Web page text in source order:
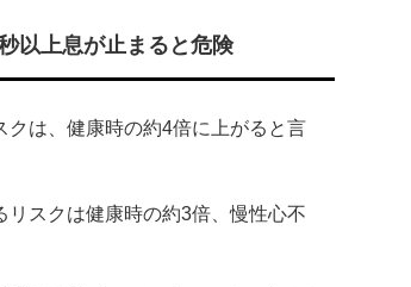
以上息が止まると危険
クは、健康時の約4倍に上がると言
リスクは健康時の約3倍、慢性心不